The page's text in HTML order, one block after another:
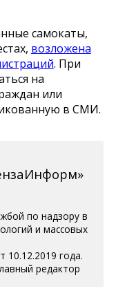
самокаты,
возложена
. При
на
или
в СМИ.
по надзору в
и массовых
года.
редактор